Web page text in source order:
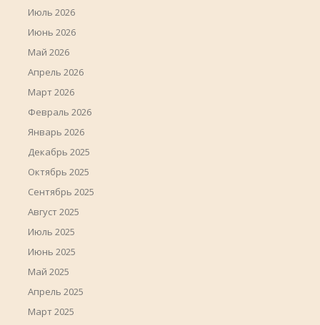
Июль 2026
Июнь 2026
Май 2026
Апрель 2026
Март 2026
Февраль 2026
Январь 2026
Декабрь 2025
Октябрь 2025
Сентябрь 2025
Август 2025
Июль 2025
Июнь 2025
Май 2025
Апрель 2025
Март 2025